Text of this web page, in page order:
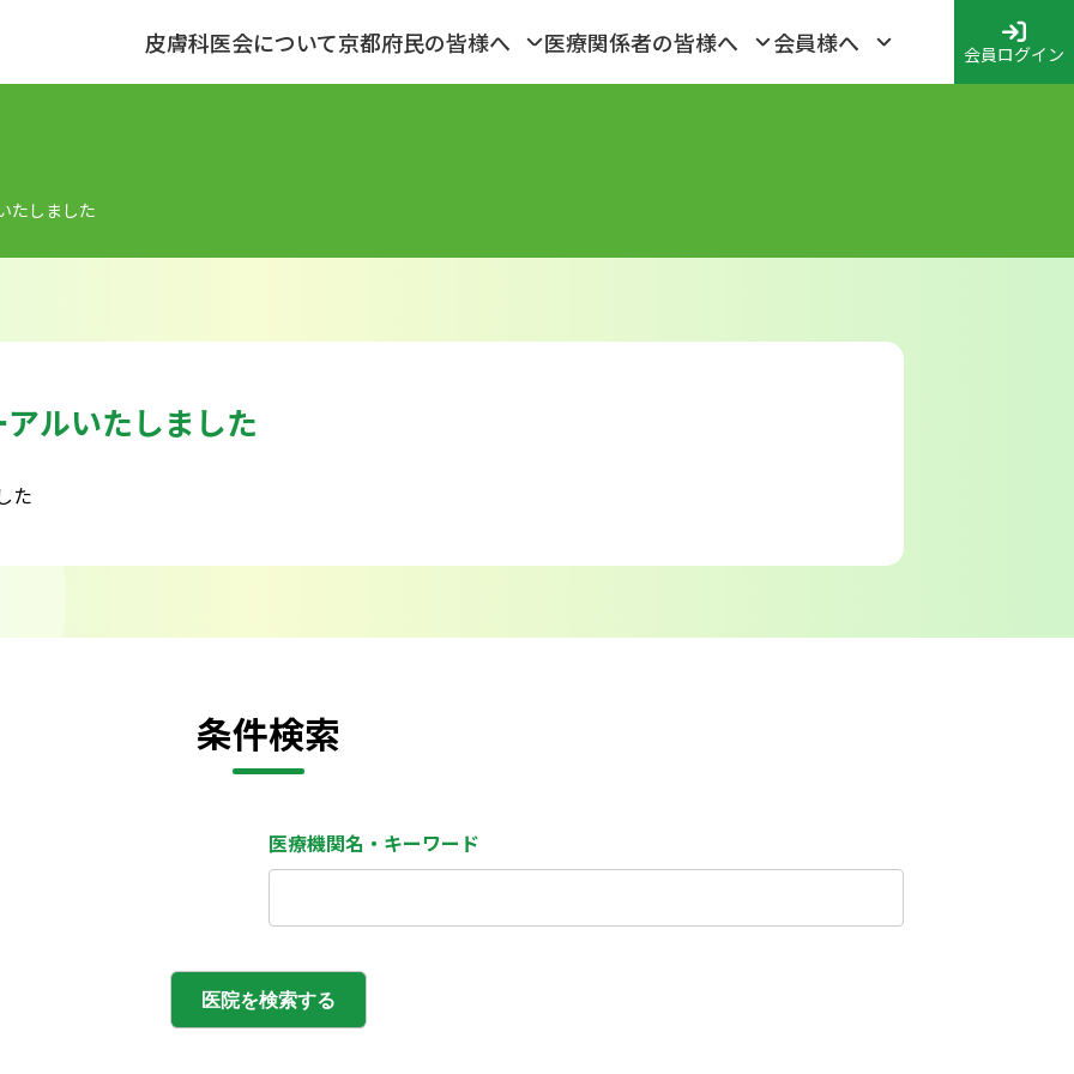
皮膚科医会について京都府民の皆様へ 医療関係者の皆様へ 会員様へ 会員ログイン
たしました
ルいたしました
た
条件検索
医療機関名・キーワード